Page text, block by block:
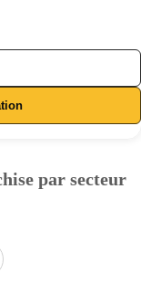
par secteur